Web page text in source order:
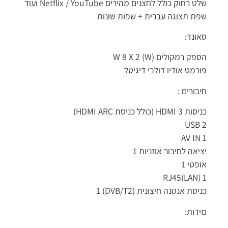
שלט רחוק כולל לחצנים מהירים Netflix / YouTube ועוד
שפת תצוגה עברית + שפות שונות
סאונד:
הספק רמקולים (W) W 8 X 2
פורמט אודיו דולבי דיגיטל
חיבורים :
כניסות HDMI 3 (כולל כניסת HDMI ARC)
USB 2
AV IN 1
יציאה לחיבור אוזניות 1
אופטי 1
RJ45(LAN) 1
כניסת אנטנה חיצונית (DVB/T2) 1
מידות: